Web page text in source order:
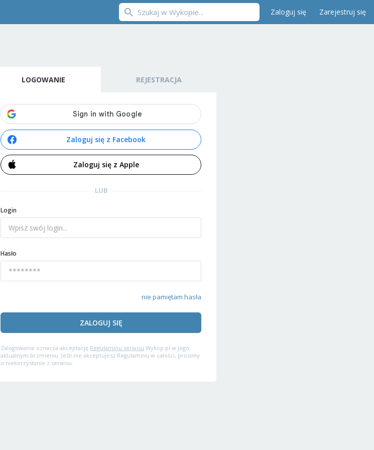
Zaloguj się Zarejestruj się
LOGOWANIE REJESTRACJA
Zaloguj się z Facebook
Zaloguj się z Apple
LUB
Login
Hasło
nie pamiętam hasła
ZALOGUJ SIĘ
Zalogowanie oznacza akceptację Regulaminu serwisu Wykop.pl w jego
aktualnym brzmieniu. Jeśli nie akceptujesz Regulaminu w całości, prosimy
o niekorzystanie z serwisu.